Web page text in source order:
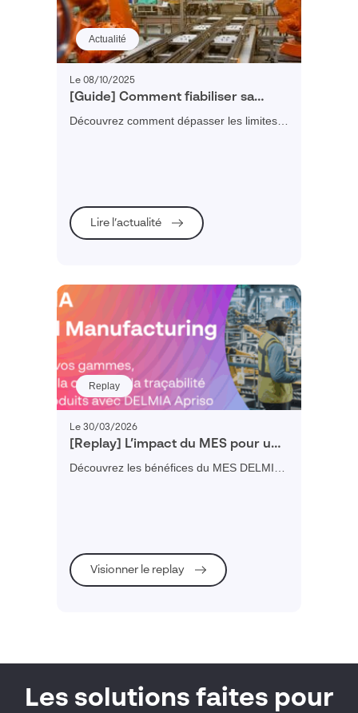
Actualité
Le 08/10/2025
[Guide] Comment fiabiliser sa
planification industrielle ?
Découvrez comment dépasser les limites
Lire l’actualité
Replay
Le 30/03/2026
[Replay] L’impact du MES pour une
PME
Découvrez les bénéfices du MES DELMIA
Visionner le replay
Les solutions faites pour